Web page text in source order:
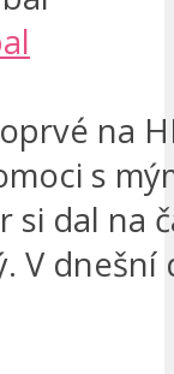
na
s
dal na
V dnešní